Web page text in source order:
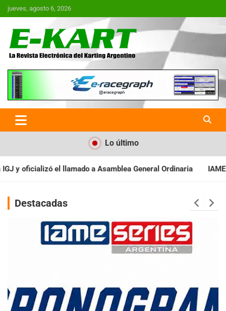
Saltar
al
jueves, agosto 6, 2026
E-Kart.com.ar | La Revista
Electrónica del Karting en
Argentina
Lo último
General Ordinaria IAME SERIES ARGENTINA:
Destacadas